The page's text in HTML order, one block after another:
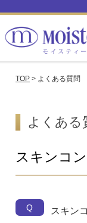
TOP > よくある質問
よくある
スキンコ
Q
スキン